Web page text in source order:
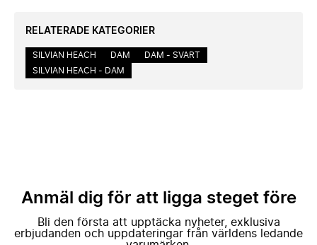
RELATERADE KATEGORIER
SILVIAN HEACH DAM
DAM - SVART
SILVIAN HEACH - DAM
Anmäl dig för att ligga steget före
Bli den första att upptäcka nyheter, exklusiva
erbjudanden och uppdateringar från världens ledande